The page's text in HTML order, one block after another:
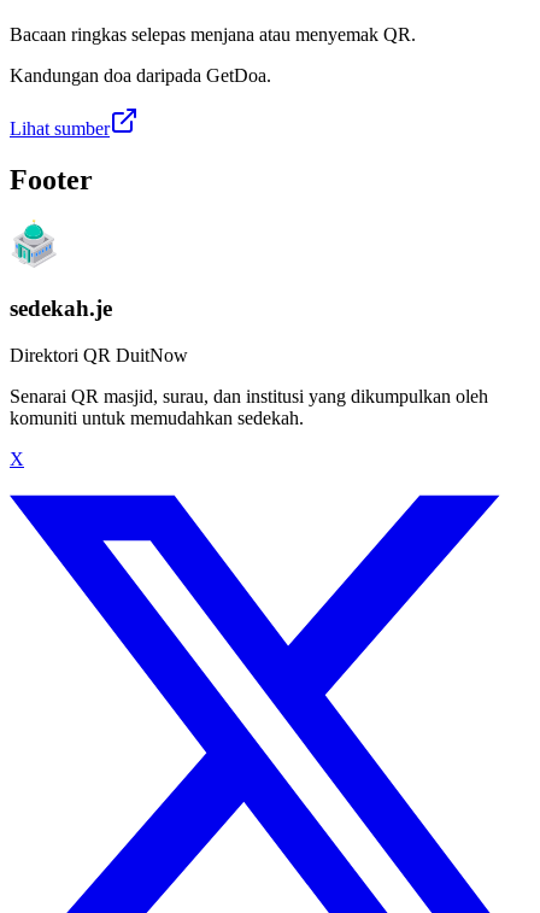
Bacaan ringkas selepas menjana atau menyemak QR.
Kandungan doa daripada GetDoa.
Lihat sumber
Footer
sedekah.je
Direktori QR DuitNow
Senarai QR masjid, surau, dan institusi yang dikumpulkan oleh
komuniti untuk memudahkan sedekah.
X